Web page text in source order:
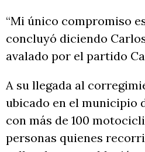
“Mi único compromiso
concluyó diciendo
avalado por el partido
A su llegada al
ubicado en el municipio
con más de 100
personas quienes